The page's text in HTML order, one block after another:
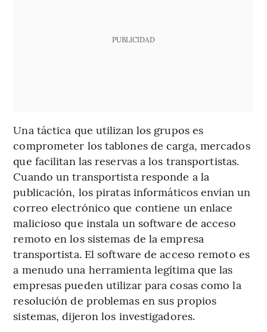
PUBLICIDAD
Una táctica que utilizan los grupos es
comprometer los tablones de carga, mercados
que facilitan las reservas a los transportistas.
Cuando un transportista responde a la
publicación, los piratas informáticos envían un
correo electrónico que contiene un enlace
malicioso que instala un software de acceso
remoto en los sistemas de la empresa
transportista. El software de acceso remoto es
a menudo una herramienta legítima que las
empresas pueden utilizar para cosas como la
resolución de problemas en sus propios
sistemas, dijeron los investigadores.